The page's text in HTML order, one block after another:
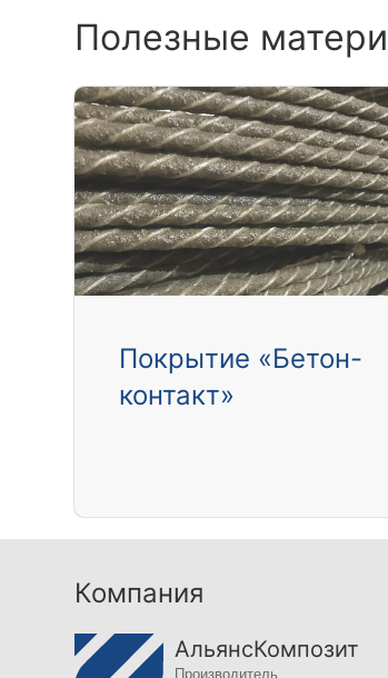
Полезные
Покрытие «Бетон-
контакт»
Компания
АльянсКомпозит
Производитель